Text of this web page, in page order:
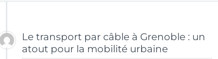
Le transport par câble à Grenoble : un
atout pour la mobilité urbaine